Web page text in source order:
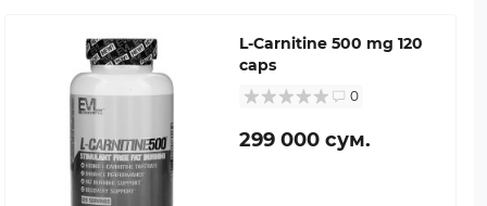
L-Carnitine 500 mg 120
caps
0
299 000 сум.